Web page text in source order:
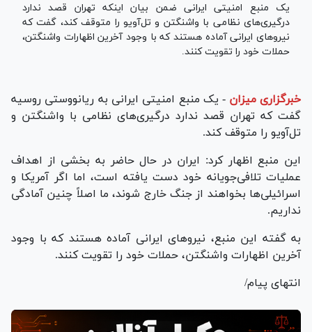
یک منبع امنیتی ایرانی ضمن بیان اینکه تهران قصد ندارد
درگیری‌های نظامی با واشنگتن و تل‌آویو را متوقف کند، گفت که
نیرو‌های ایرانی آماده هستند که با وجود آخرین اظهارات واشنگتن،
حملات خود را تقویت کنند.
خبرگزاری میزان - یک منبع امنیتی ایرانی به ریانووستی روسیه
گفت که تهران قصد ندارد درگیری‌های نظامی با واشنگتن و
تل‌آویو را متوقف کند.
این منبع اظهار کرد: ایران در حال حاضر به بخشی از اهداف
عملیات تلافی‌جویانه خود دست یافته است، اما اگر آمریکا و
اسرائیلی‌ها بخواهند از جنگ خارج شوند، ما اصلاً چنین آمادگی
نداریم.
به گفته این منبع، نیرو‌های ایرانی آماده هستند که با وجود
آخرین اظهارات واشنگتن، حملات خود را تقویت کنند.
انتهای پیام/